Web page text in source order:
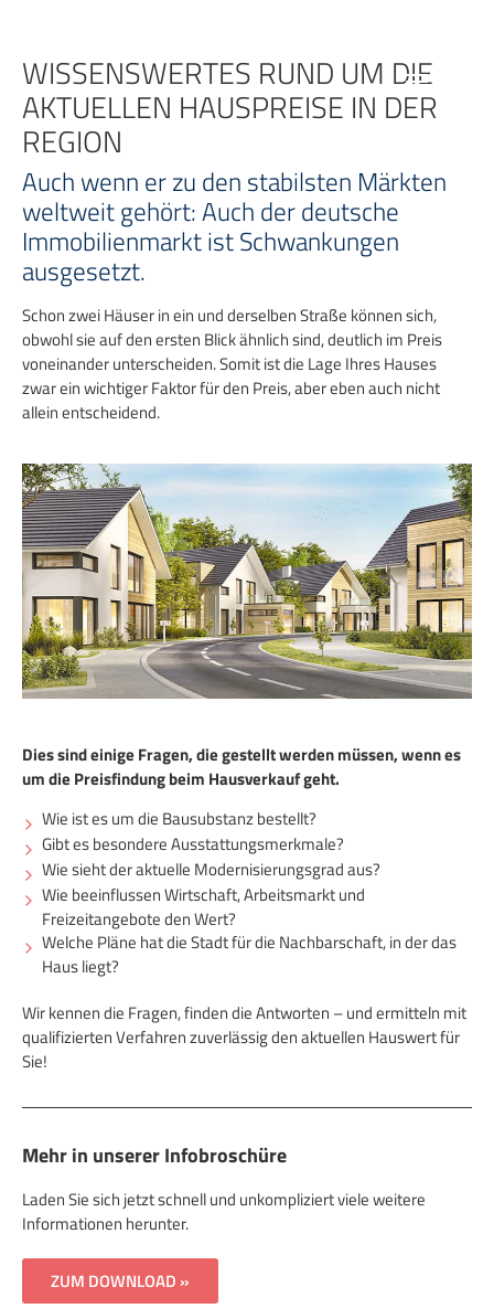
springen
WISSENSWERTES RUND UM DIE
AKTUELLEN HAUSPREISE IN DER
REGION
Auch wenn er zu den stabilsten Märkten
weltweit gehört: Auch der deutsche
Immobilienmarkt ist Schwankungen
ausgesetzt.
Schon zwei Häuser in ein und derselben Straße können sich,
obwohl sie auf den ersten Blick ähnlich sind, deutlich im Preis
voneinander unterscheiden. Somit ist die Lage Ihres Hauses
zwar ein wichtiger Faktor für den Preis, aber eben auch nicht
allein entscheidend.
Dies sind einige Fragen, die gestellt werden müssen, wenn es
um die Preisfindung beim Hausverkauf geht.
Wie ist es um die Bausubstanz bestellt?
Gibt es besondere Ausstattungsmerkmale?
Wie sieht der aktuelle Modernisierungsgrad aus?
Wie beeinflussen Wirtschaft, Arbeitsmarkt und
Freizeitangebote den Wert?
Welche Pläne hat die Stadt für die Nachbarschaft, in der das
Haus liegt?
Wir kennen die Fragen, finden die Antworten – und ermitteln mit
qualifizierten Verfahren zuverlässig den aktuellen Hauswert für
Sie!
Mehr in unserer Infobroschüre
Laden Sie sich jetzt schnell und unkompliziert viele weitere
Informationen herunter.
ZUM DOWNLOAD »